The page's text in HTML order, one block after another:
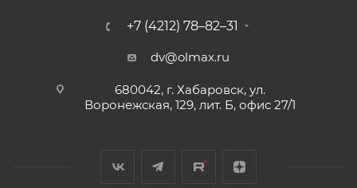
+7 (4212) 78–82–31
dv@olmax.ru
680042, г. Хабаровск, ул.
Воронежская, 129, лит. Б, офис 27/1